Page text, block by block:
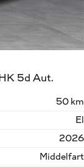
5d Aut.
50 km
El
2026
Middelfart